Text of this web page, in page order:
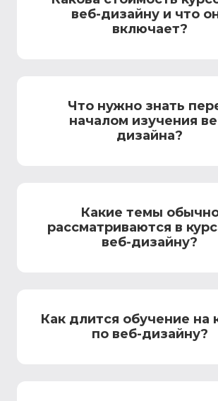
веб-дизайну и что
включает?
Что нужно знать
началом изучения
дизайна?
Какие темы
рассматриваются в
веб-дизайну?
Как длится обучение на
по веб-дизайну?